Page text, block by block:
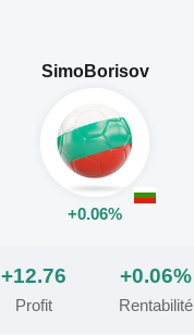
SimoBorisov
+0.06%
+12.76
Profit
+0.06%
Rentabilité